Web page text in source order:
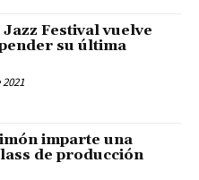
Festival vuelve
su última
imparte una
de producción